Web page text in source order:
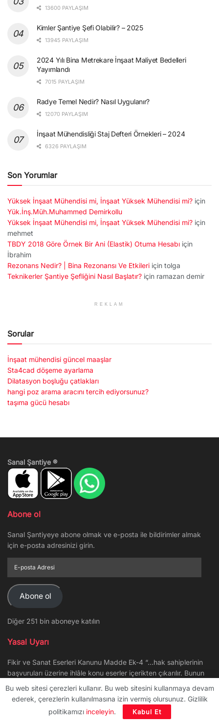
13600 PAYLAŞIM
Kimler Şantiye Şefi Olabilir? – 2025
13945 PAYLAŞIM
2024 Yılı Bina Metrekare İnşaat Maliyet Bedelleri
Yayımlandı
7015 PAYLAŞIM
Radye Temel Nedir? Nasıl Uygulanır?
12070 PAYLAŞIM
İnşaat Mühendisliği Staj Defteri Örnekleri – 2024
6326 PAYLAŞIM
Son Yorumlar
Yüksek İnşaat Mühendisi mi, İnşaat Yüksek Mühendisi mi? için
Yük.İnş.Müh.Muhammed Demirkollu
Yüksek İnşaat Mühendisi mi, İnşaat Yüksek Mühendisi mi? için
mehmet
TBDY 2018 Göre Örnek Bir Ani (Elastik) Otuma Hesabı için
İbrahim
Rezonans Nedir? | Bina Rezonansı Ve Etkileri için tolga
Teknikerler Şantiye Şefliğini Nasıl Başlatır? için ramazan demir
REKLAM
Sorular
İnşaat mühendisi güncel maaşlar
Sta4cad döşeme ayarlama
Dilatasyon boşluğu çatlakları
hangi poz arama aracını tercih ediyorsunuz?
taşıma gücü hesabı
Sanal Şantiye ®
Abone ol
Sanal Şantiyeye abone olmak ve e-posta ile bildirimler almak
için e-posta adresinizi girin.
posta
Adresi
Abone ol
Diğer 251 bin aboneye katılın
Yasal Uyarı
Fikir ve Sanat Eserleri Kanunu Madde Ek-4 “…hak sahiplerinin
başvuruları üzerine ihlâle konu eserler içerikten çıkarılır. Bunun
için hakları haleldar olan gerçek veya tüzel kişi öncelikle bilgi
içerik sağlayıcısına başvurarak üç gün içinde ihlâlin
durdurulmasını ister.” hükmü uyarınca telif hakkı ihlali olduğunu
düşündüğünüz yazı/resim/video vb. içerikleri bize bildirmeniz
Bu web sitesi çerezleri kullanır. Bu web sitesini kullanmaya devam
ederek, çerezlerin kullanılmasına izin vermiş olursunuz. Gizlilik
politikamızı inceleyin. Kabul Et